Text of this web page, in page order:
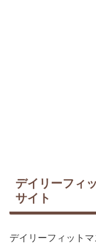
デイリーフィ
サイト
デイリーフィット